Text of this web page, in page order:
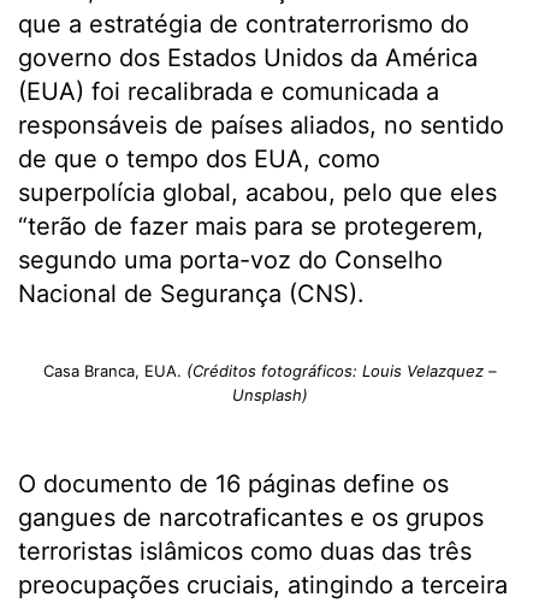
que a estratégia de contraterrorismo do
governo dos Estados Unidos da América
(EUA) foi recalibrada e comunicada a
responsáveis de países aliados, no sentido
de que o tempo dos EUA, como
superpolícia global, acabou, pelo que eles
“terão de fazer mais para se protegerem,
segundo uma porta-voz do Conselho
Nacional de Segurança (CNS).
Casa Branca, EUA. (Créditos fotográficos: Louis Velazquez –
Unsplash)
O documento de 16 páginas define os
gangues de narcotraficantes e os grupos
terroristas islâmicos como duas das três
preocupações cruciais, atingindo a terceira